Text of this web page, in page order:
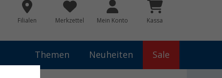
Filialen Merkzettel Mein Konto Kassa
Themen Neuheiten Sale